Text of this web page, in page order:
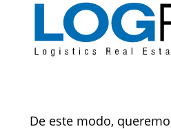
De este modo,